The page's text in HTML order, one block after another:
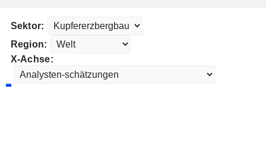
Sektor:
Region:
X-Achse: